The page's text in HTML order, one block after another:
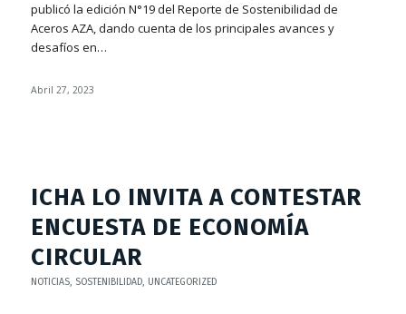
publicó la edición N°19 del Reporte de Sostenibilidad de
Aceros AZA, dando cuenta de los principales avances y
desafíos en…
Abril 27, 2023
ICHA LO INVITA A CONTESTAR
ENCUESTA DE ECONOMÍA
CIRCULAR
NOTICIAS, SOSTENIBILIDAD, UNCATEGORIZED